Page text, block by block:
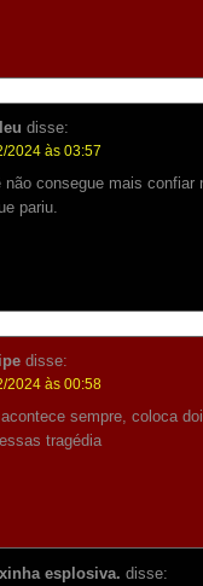
disse:
2024 às 03:57
não consegue mais
pariu.
disse:
2024 às 00:58
acontece sempre, coloca
tragédia
esplosiva. disse: